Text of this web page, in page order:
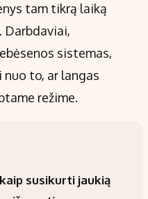
tam tikrą laiką
Darbdaviai,
sistemas,
to, ar langas
režime.
susikurti jaukią